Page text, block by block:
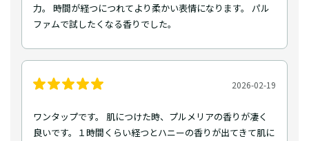
力。 時間が経つにつれてより柔かい表情になります。 パル
ファムで試したくなる香りでした。
2026-02-19
ワンタップです。 肌につけた時、プルメリアの香りが凄く
良いです。１時間くらい経つとハニーの香りが出てきて肌に